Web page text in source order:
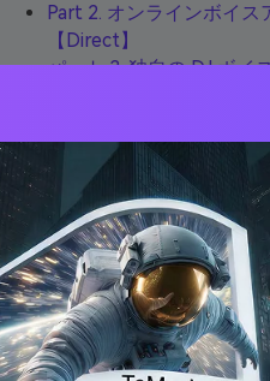
Part 2. オンラインボイス
【Direct】
パート 3. 独自の DJ ボイ
ート 1. テキ
の最高のオ
[シンプル]
ラインで DJ 音声を生成する
ことです。利用可能なツール